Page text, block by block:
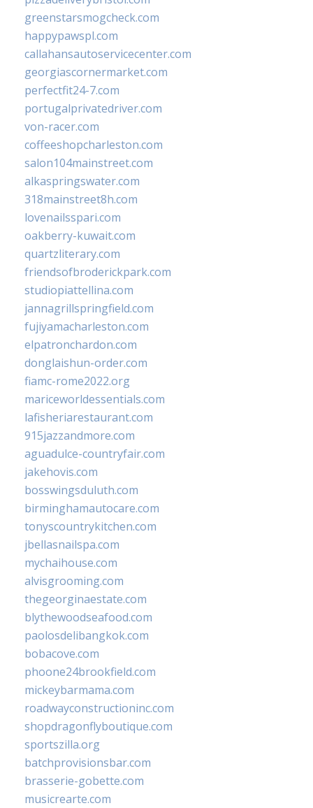
greenstarsmogcheck.com
happypawspl.com
callahansautoservicecenter.com
georgiascornermarket.com
perfectfit24-7.com
portugalprivatedriver.com
von-racer.com
coffeeshopcharleston.com
salon104mainstreet.com
alkaspringswater.com
318mainstreet8h.com
lovenailsspari.com
oakberry-kuwait.com
quartzliterary.com
friendsofbroderickpark.com
studiopiattellina.com
jannagrillspringfield.com
fujiyamacharleston.com
elpatronchardon.com
donglaishun-order.com
fiamc-rome2022.org
mariceworldessentials.com
lafisheriarestaurant.com
915jazzandmore.com
aguadulce-countryfair.com
jakehovis.com
bosswingsduluth.com
birminghamautocare.com
tonyscountrykitchen.com
jbellasnailspa.com
mychaihouse.com
alvisgrooming.com
thegeorginaestate.com
blythewoodseafood.com
paolosdelibangkok.com
bobacove.com
phoone24brookfield.com
mickeybarmama.com
roadwayconstructioninc.com
shopdragonflyboutique.com
sportszilla.org
batchprovisionsbar.com
brasserie-gobette.com
musicrearte.com